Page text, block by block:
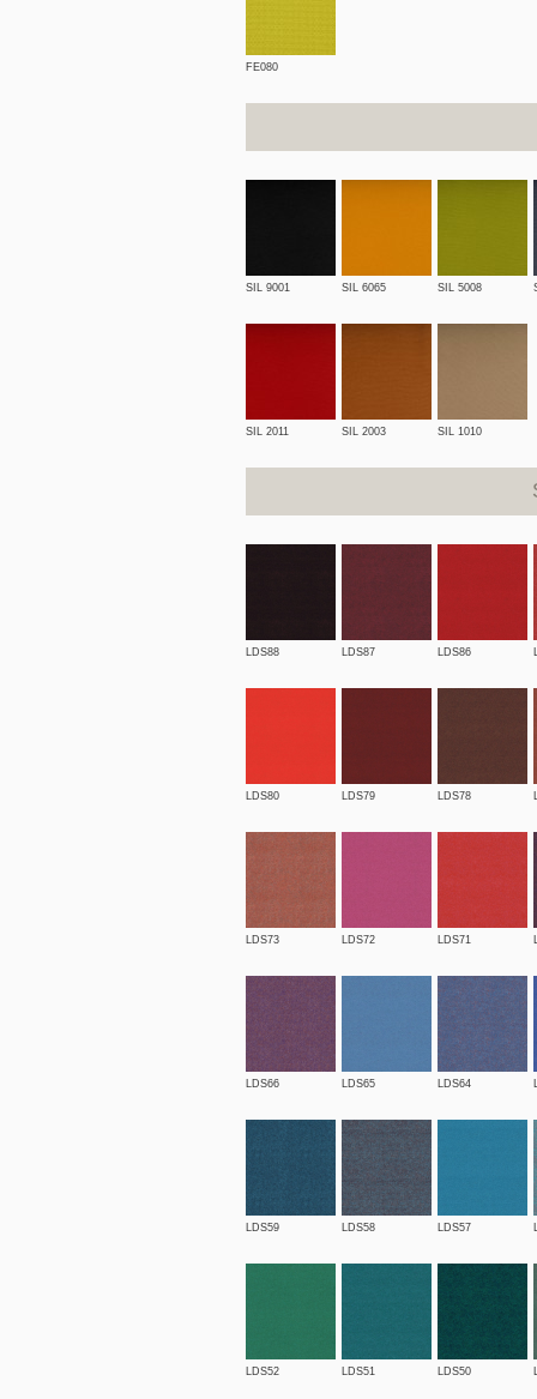
FE080
SIL 9001 SIL 6065 SIL 5008
SIL 2011 SIL 2003 SIL 1010
LDS88 LDS87 LDS86
LDS80 LDS79 LDS78
LDS73 LDS72 LDS71
LDS66 LDS65 LDS64
LDS59 LDS58 LDS57
LDS52 LDS51 LDS50